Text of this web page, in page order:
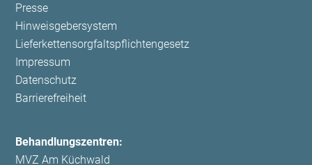
überspringen
Presse
Hinweisgebersystem
Lieferkettensorgfaltspflichtengesetz
Impressum
Datenschutz
Barrierefreiheit
Behandlungszentren:
MVZ Am Küchwald